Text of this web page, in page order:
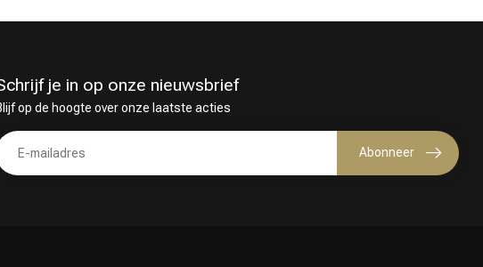
je in op onze nieuwsbrief
op de hoogte over onze laatste acties
Abonneer